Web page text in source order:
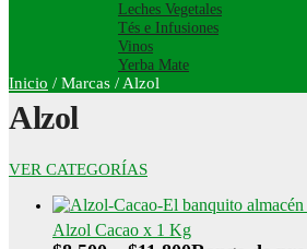
Leches Vegetales
Tés e Infusiones
Vinos
Yerba Mate
Inicio / Marcas / Alzol
Alzol
VER CATEGORÍAS
Alzol Cacao x 1 Kg